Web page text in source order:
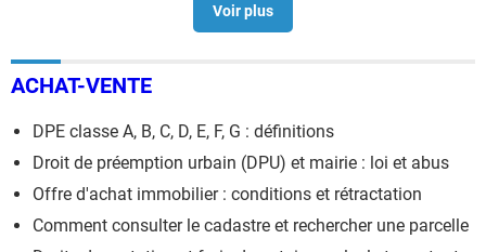
> Accueil - Droit des assurances
ACHAT-VENTE
DPE classe A, B, C, D, E, F, G : définitions
Droit de préemption urbain (DPU) et mairie : loi et abus
Offre d'achat immobilier : conditions et rétractation
Comment consulter le cadastre et rechercher une parcelle